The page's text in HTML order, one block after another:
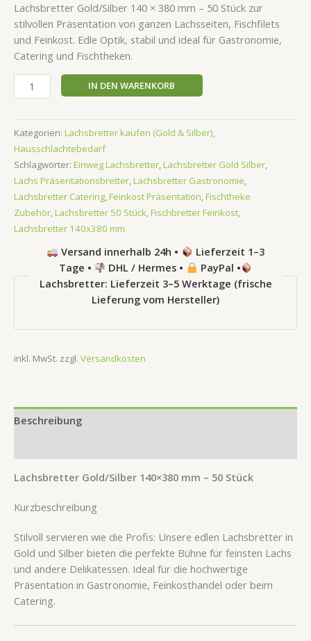
Lachsbretter Gold/Silber 140 × 380 mm – 50 Stück zur
stilvollen Präsentation von ganzen Lachsseiten, Fischfilets
und Feinkost. Edle Optik, stabil und ideal für Gastronomie,
Catering und Fischtheken.
IN DEN WARENKORB
Kategorien: Lachsbretter kaufen (Gold & Silber),
Hausschlachtebedarf
Schlagwörter: Einweg Lachsbretter,Lachsbretter Gold Silber,
Lachs Präsentationsbretter,Lachsbretter Gastronomie,
Lachsbretter Catering,Feinkost Präsentation,Fischtheke
Zubehör,Lachsbretter 50 Stück,Fischbretter Feinkost,
Lachsbretter 140x380 mm
Versand innerhalb 24h •
Lieferzeit 1–3
Tage •
DHL / Hermes •
PayPal •
Lachsbretter: Lieferzeit 3–5 Werktage (frische
Lieferung vom Hersteller)
inkl. MwSt. zzgl. Versandkosten
Beschreibung
Lachsbretter Gold/Silber 140×380 mm – 50 Stück
Kurzbeschreibung
Stilvoll servieren wie die Profis: Unsere edlen Lachsbretter in
Gold und Silber bieten die perfekte Bühne für feinsten Lachs
und andere Delikatessen. Ideal für die hochwertige
Präsentation in Gastronomie, Feinkosthandel oder beim
Catering.